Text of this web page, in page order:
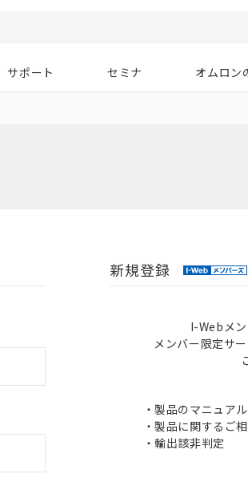
サポート セミナ オムロン
新規登録
I-Webメン
メンバー限定サ
・製品のマニュア
・製品に関するご
・輸出該非判定